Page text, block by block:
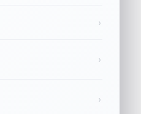
›
›
›